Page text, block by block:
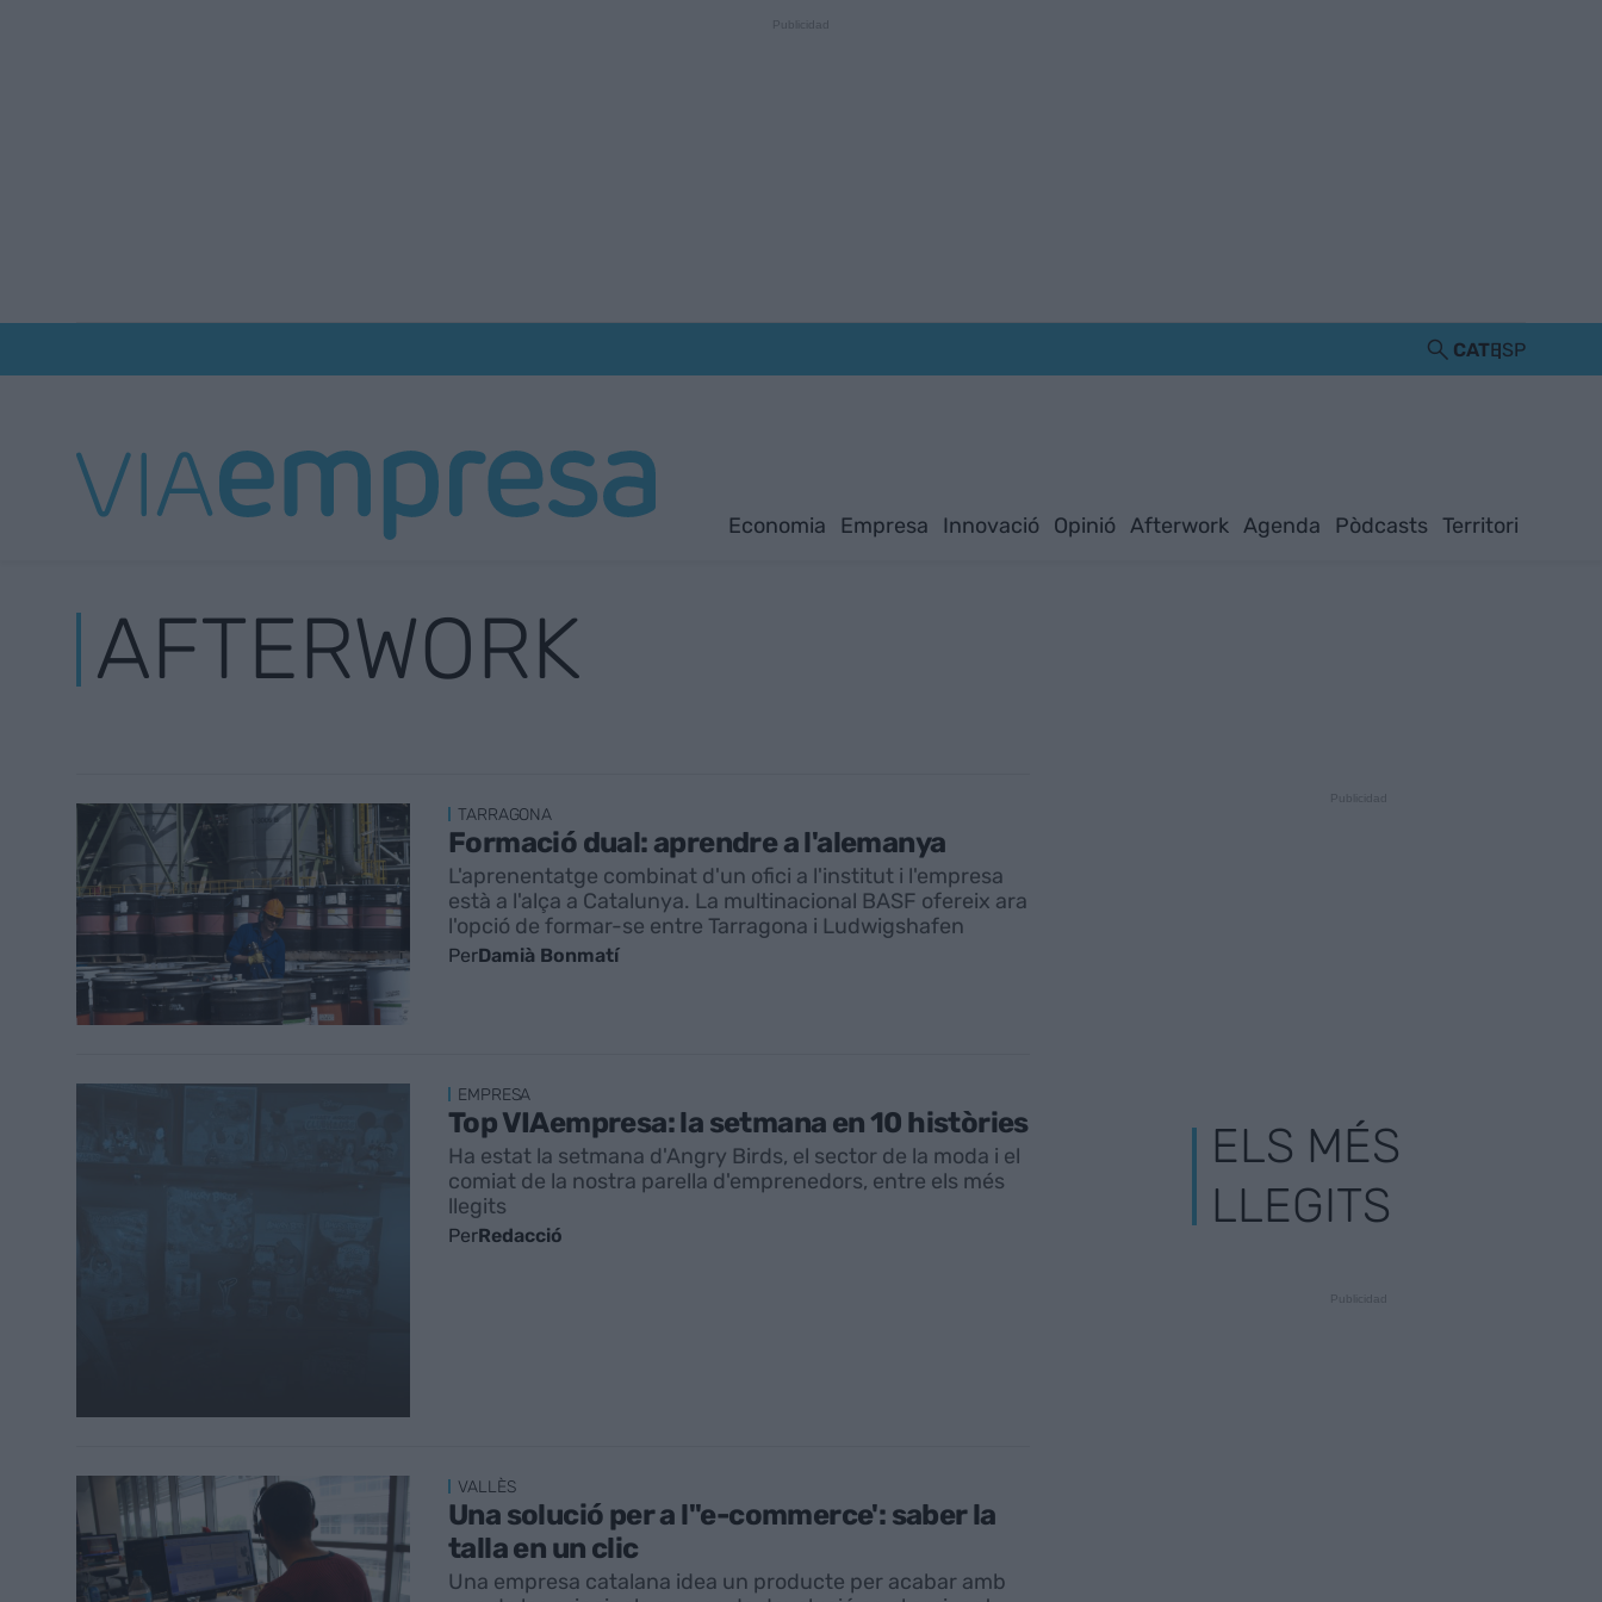
CATESP
Economia Empresa Innovació Opinió Afterwork Agenda Pòdcasts Territori
AFTERWORK
TARRAGONA
Formació dual: aprendre a l'alemanya
L'aprenentatge combinat d'un ofici a l'institut i l'empresa
està a l'alça a Catalunya. La multinacional BASF ofereix ara
l'opció de formar-se entre Tarragona i Ludwigshafen
PerDamià Bonmatí
EMPRESA
Top VIAempresa: la setmana en 10 històries
Ha estat la setmana d'Angry Birds, el sector de la moda i el
comiat de la nostra parella d'emprenedors, entre els més
llegits
PerRedacció
VALLÈS
Una solució per a l''e-commerce': saber la
talla en un clic
Una empresa catalana idea un producte per acabar amb
ELS MÉS
LLEGITS